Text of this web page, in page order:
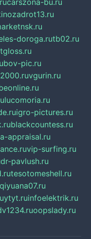
carszona-bu.ru
doroga.rutb02.ru
pic.ru
vgurin.ru
lucomoria.ru
igro-pictures.ru
blackcountess.ru
appraisal.ru
vip-surfing.ru
dr-pavlush.ru
tesotomeshell.ru
ytyt.ruinfoelektrik.ru
oopslady.ru